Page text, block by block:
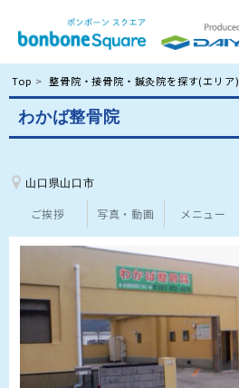
Top 整骨院・接骨院・鍼灸院を探す(エリア)
わかば整骨院
山口県山口市
ご挨拶 写真・動画 メニュー